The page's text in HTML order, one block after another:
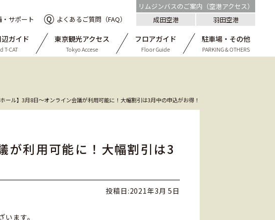
サポート よくあるご質問（FAQ）
リムジンバスのご案内（空港アクセス）
成田空港
羽田空港
ガイド
T-CAT
東京観光アクセス
Tokyo Accese
フロアガイド
Floor Guide
駐車場・その他
PARKING & OTHERS
ホール】3月8日～オンライン会議が利用可能に！大幅割引は3月中の申込がお得！
が利用可能に！大幅割引は3
投稿日:2021年3月 5日
ます。